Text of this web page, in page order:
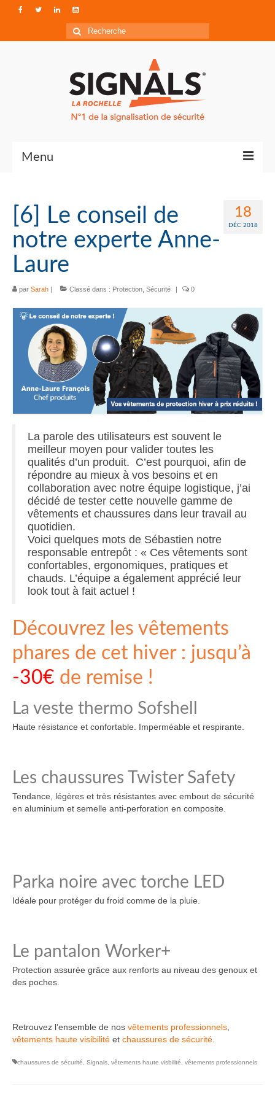
Rechercher
:
Menu
Qui sommes-nous ?
Accéder à Signals
18
DÉC 2018
[6] Le conseil de
notre experte Anne-
Laure
par Sarah | Classé dans : Protection Sécurité | 0
La parole des utilisateurs est souvent le
meilleur moyen pour valider toutes les
qualités d’un produit. C’est pourquoi, afin de
répondre au mieux à vos besoins et en
collaboration avec notre équipe logistique, j’ai
décidé de tester cette nouvelle gamme de
vêtements et chaussures dans leur travail au
quotidien.
Voici quelques mots de Sébastien notre
responsable entrepôt : « Ces vêtements sont
confortables, ergonomiques, pratiques et
chauds. L’équipe a également apprécié leur
look tout à fait actuel !
Découvrez les vêtements
phares de cet hiver : jusqu’à
-30€ de remise !
La veste thermo Sofshell
Haute résistance et confortable. Imperméable et respirante.
Les chaussures Twister Safety
Tendance, légères et très résistantes avec embout de sécurité
en aluminium et semelle anti-perforation en composite.
Parka noire avec torche LED
Idéale pour protéger du froid comme de la pluie.
Le pantalon Worker+
Protection assurée grâce aux renforts au niveau des genoux et
des poches.
Retrouvez l’ensemble de nos vêtements professionnels,
vêtements haute visibilité et chaussures de sécurité.
chaussures de sécurité, Signals, vêtements haute visbilité, vêtements professionnels